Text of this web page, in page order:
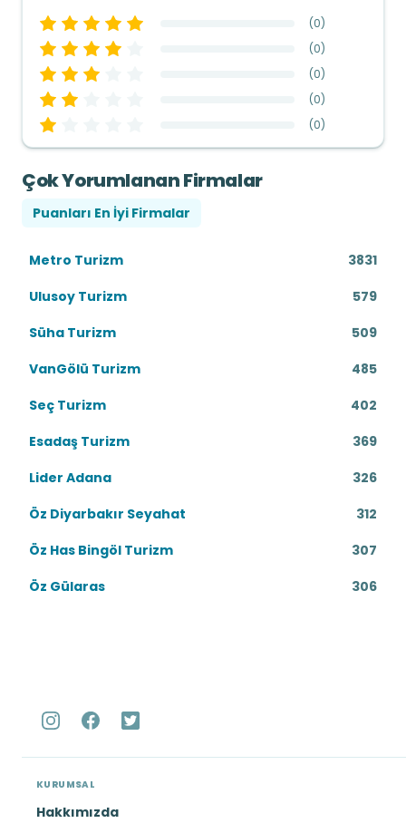
(0)
(0)
(0)
(0)
(0)
Çok Yorumlanan Firmalar
Puanları En İyi Firmalar
Metro Turizm
3831
Ulusoy Turizm
579
Süha Turizm
509
VanGölü Turizm
485
Seç Turizm
402
Esadaş Turizm
369
Lider Adana
326
Öz Diyarbakır Seyahat
312
Öz Has Bingöl Turizm
307
Öz Gülaras
306
KURUMSAL
Hakkımızda